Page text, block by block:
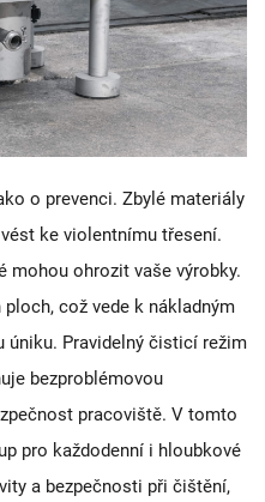
o prevenci. Zbylé materiály
ke violentnímu třesení.
mohou ohrozit vaše výrobky.
což vede k nákladným
úniku. Pravidelný čisticí režim
bezproblémovou
pracoviště. V tomto
pro každodenní i hloubkové
a bezpečnosti při čištění,